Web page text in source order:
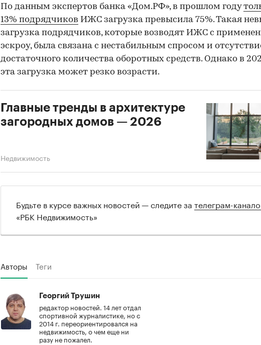
По данным экспертов банка «Дом.РФ», в прошлом году
13% подрядчиков ИЖС загрузка превысила 75%. Такая
загрузка подрядчиков, которые возводят ИЖС c
эскроу, была связана с нестабильным спросом и
достаточного количества оборотных средств. Однако в
эта загрузка может резко возрасти.
Главные тренды в архитектуре
загородных домов — 2026
Недвижимость
Будьте в курсе важных новостей — следите за телеграм-
«РБК Недвижимость»
Авторы Теги
Георгий Трушин
редактор новостей. 14 лет отдал
спортивной журналистике, но с
2014 г. переориентировался на
недвижимость, о чем еще ни
разу не пожалел.